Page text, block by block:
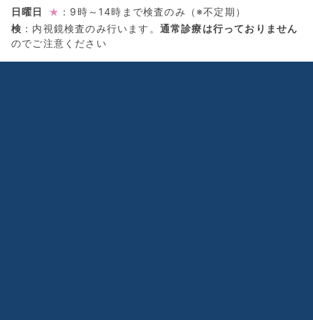
日曜日
★ ：9時～14時まで検査のみ（※不定期）
検 ：内視鏡検査のみ行います。 通常診療は行っておりません
のでご注意ください